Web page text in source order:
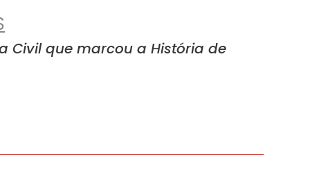
Civil que marcou a História de